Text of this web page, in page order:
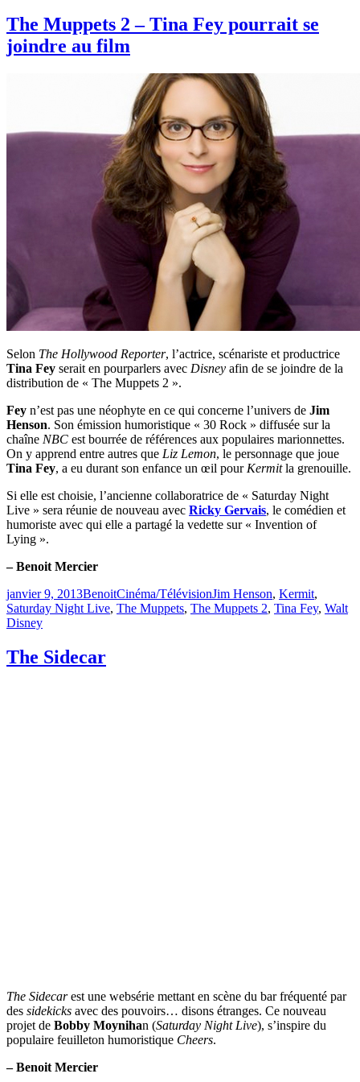
The Muppets 2 – Tina Fey pourrait se
joindre au film
Selon The Hollywood Reporter, l’actrice, scénariste et productrice
Tina Fey serait en pourparlers avec Disney afin de se joindre de la
distribution de « The Muppets 2 ».
Fey n’est pas une néophyte en ce qui concerne l’univers de Jim
Henson. Son émission humoristique « 30 Rock » diffusée sur la
chaîne NBC est bourrée de références aux populaires marionnettes.
On y apprend entre autres que Liz Lemon, le personnage que joue
Tina Fey, a eu durant son enfance un œil pour Kermitla grenouille.
Si elle est choisie, l’ancienne collaboratrice de « Saturday Night
Live » sera réunie de nouveau avec Ricky Gervais, le comédien et
humoriste avec qui elle a partagé la vedette sur « Invention of
Lying ».
– Benoit Mercier
Publié
le
janvier 9, 2013BenoitCatégories
Cinéma/TélévisionÉtiquettes
Jim Henson, Kermit,
Saturday Night Live, The Muppets, The Muppets 2, Tina Fey, Walt
Disney
The Sidecar
The Sidecarest une websérie mettant en scène du bar fréquenté par
des sidekicks avec des pouvoirs… disons étranges. Ce nouveau
projet de Bobby Moynihan (Saturday Night Live), s’inspire du
populaire feuilleton humoristique Cheers.
– Benoit Mercier